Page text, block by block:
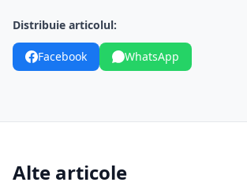
Distribuie articolul:
Facebook WhatsApp
Alte articole